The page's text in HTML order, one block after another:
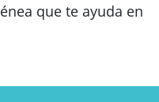
que te ayuda en